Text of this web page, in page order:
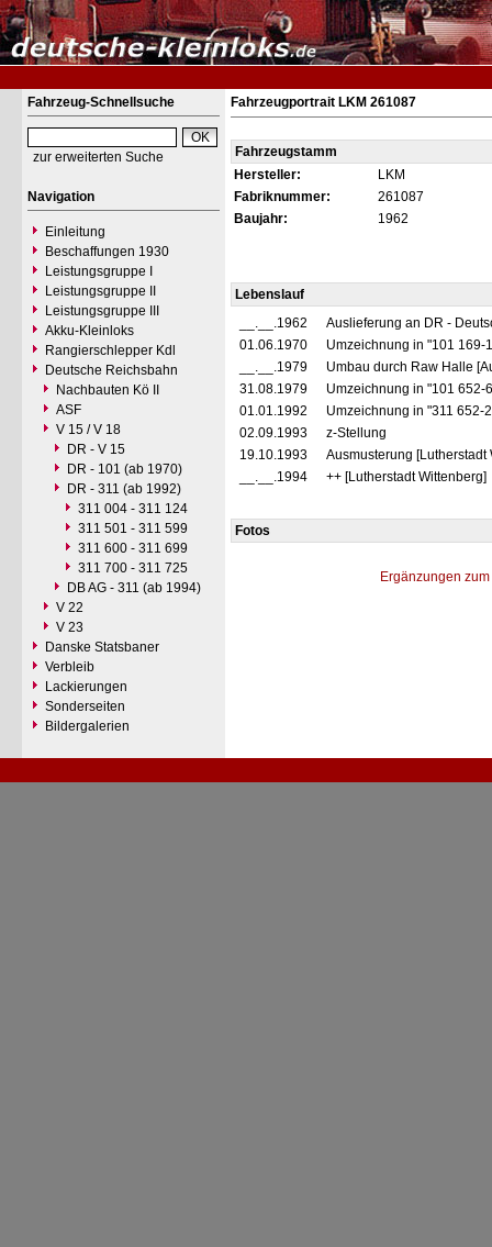
Fahrzeug-Schnellsuche
zur erweiterten Suche
Navigation
Einleitung
Beschaffungen 1930
Leistungsgruppe I
Leistungsgruppe II
Leistungsgruppe III
Akku-Kleinloks
Rangierschlepper Kdl
Deutsche Reichsbahn
Nachbauten Kö II
ASF
V 15 / V 18
DR - V 15
DR - 101 (ab 1970)
DR - 311 (ab 1992)
311 004 - 311 124
311 501 - 311 599
311 600 - 311 699
311 700 - 311 725
DB AG - 311 (ab 1994)
V 22
V 23
Danske Statsbaner
Verbleib
Lackierungen
Sonderseiten
Bildergalerien
Fahrzeugportrait LKM 261087
Fahrzeugstamm
Hersteller:
LKM
Fabriknummer:
261087
Baujahr:
1962
Lebenslauf
__.__.1962
Auslieferung an DR -
01.06.1970
Umzeichnung in "101 169-
__.__.1979
Umbau durch Raw Halle
31.08.1979
Umzeichnung in "101 652-
01.01.1992
Umzeichnung in "311 652-
02.09.1993
z-Stellung
19.10.1993
Ausmusterung [Lutherstadt
__.__.1994
++ [Lutherstadt Wittenberg]
Fotos
Ergänzungen